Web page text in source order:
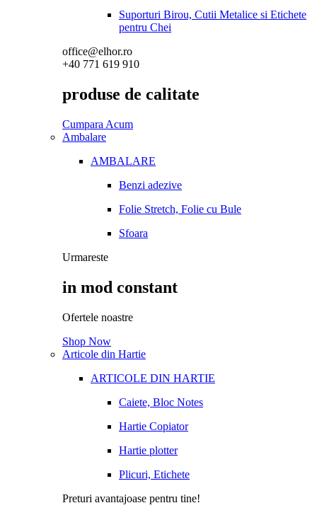
Suporturi Birou, Cutii Metalice si Etichete
pentru Chei
office@elhor.ro
+40 771 619 910
produse de calitate
Cumpara Acum
Ambalare
AMBALARE
Benzi adezive
Folie Stretch, Folie cu Bule
Sfoara
Urmareste
in mod constant
Ofertele noastre
Shop Now
Articole din Hartie
ARTICOLE DIN HARTIE
Caiete, Bloc Notes
Hartie Copiator
Hartie plotter
Plicuri, Etichete
Preturi avantajoase pentru tine!